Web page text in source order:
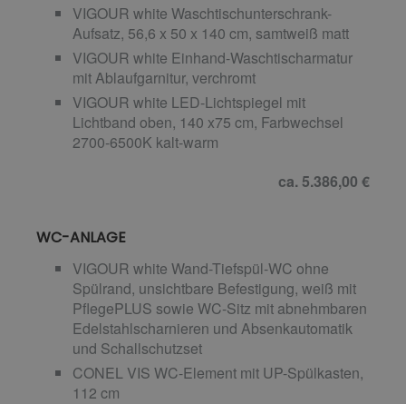
VIGOUR white Waschtischunterschrank-
Aufsatz, 56,6 x 50 x 140 cm, samtweiß matt
VIGOUR white Einhand-Waschtischarmatur
mit Ablaufgarnitur, verchromt
VIGOUR white LED-Lichtspiegel mit
Lichtband oben, 140 x75 cm, Farbwechsel
2700-6500K kalt-warm
ca. 5.386,00 €
WC-ANLAGE
VIGOUR white Wand-Tiefspül-WC ohne
Spülrand, unsichtbare Befestigung, weiß mit
PflegePLUS sowie WC-Sitz mit abnehmbaren
Edelstahlscharnieren und Absenkautomatik
und Schallschutzset
CONEL VIS WC-Element mit UP-Spülkasten,
112 cm